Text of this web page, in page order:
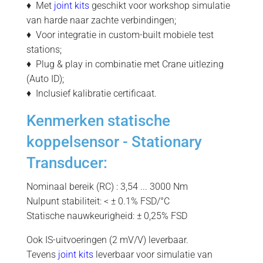
♦ Met joint kitsgeschikt voor workshop simulatie
van harde naar zachte verbindingen;
♦ Voor integratie in custom-built mobiele test
stations;
♦ Plug & play in combinatie met Crane uitlezing
(Auto ID);
♦ Inclusief kalibratie certificaat.
Kenmerken statische
koppelsensor - Stationary
Transducer:
Nominaal bereik (RC) : 3,54 ... 3000 Nm
Nulpunt stabiliteit: < ± 0.1% FSD/°C
Statische nauwkeurigheid: ± 0,25% FSD
Ook IS-uitvoeringen (2 mV/V) leverbaar.
Tevens joint kitsleverbaar voor simulatie van